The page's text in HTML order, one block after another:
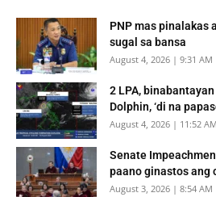
PNP mas pinalakas
sugal sa bansa
August 4, 2026 | 9:31 AM
2 LPA,
Dolphin, ‘di na
August 4, 2026 | 11:52 AM
Senate
paano ginastos ang
August 3, 2026 | 8:54 AM